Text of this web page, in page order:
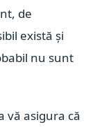
de
există și
nu sunt
vă asigura că